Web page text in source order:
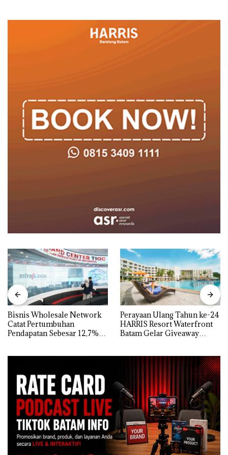
Bisnis Wholesale Network
Catat Pertumbuhan
Pendapatan Sebesar 12,7%
Perayaan Ulang Tahun ke-24
HARRIS Resort Waterfront
Batam Gelar Giveaway